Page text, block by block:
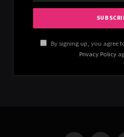
By signing up, you agree
Privacy Policy